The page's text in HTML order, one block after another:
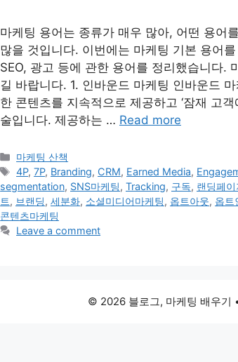
마케팅 용어는 종류가 매우 많아, 어떤 용어
많을 것입니다. 이번에는 마케팅 기본 용어
SEO, 광고 등에 관한 용어를 정리했습니다.
길 바랍니다. 1. 인바운드 마케팅 인바운드
한 콘텐츠를 지속적으로 제공하고 ‘잠재 고
술입니다. 제공하는 … Read more
Categories
마케팅 산책
Tags
4P,7P, Branding, CRM, Earned Media,
segmentation, SNS마케팅, Tracking, 구독, 랜딩페이
트, 브랜딩, 세분화, 소셜미디어마케팅, 옵트아웃, 옵트
콘텐츠마케팅
Leave a comment
© 2026 블로그, 마케팅 배우기